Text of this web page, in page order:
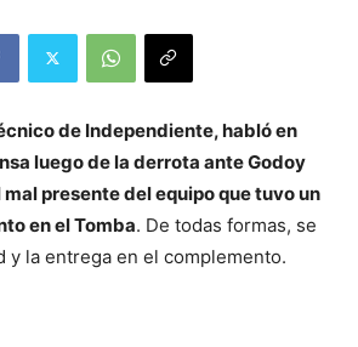
de Independiente, habló en
luego de la derrota ante Godoy
presente del equipo que tuvo un
en el Tomba. De todas formas, se
y la entrega en el complemento.